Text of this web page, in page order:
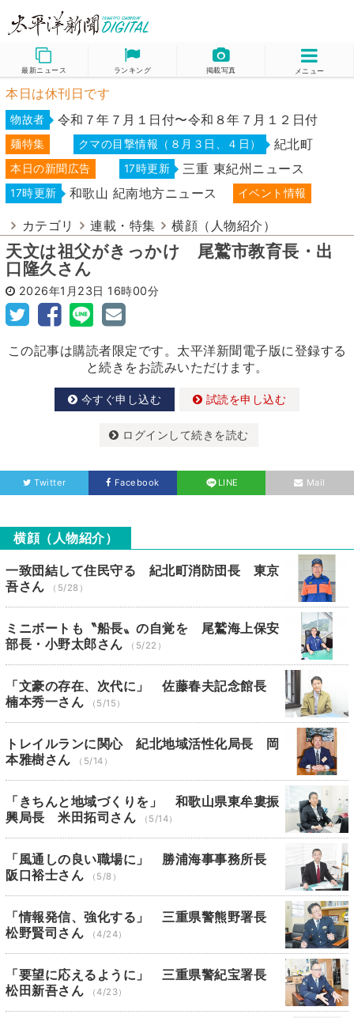
最新ニュース ランキング 掲載写真 メニュー
本日は休刊日です
物故者 令和７年７月１日付〜令和８年７月１２日付
麺特集 クマの目撃情報（８月３日、４日） 紀北町
本日の新聞広告 17時更新 三重 東紀州ニュース
17時更新 和歌山 紀南地方ニュース イベント情報
カテゴリ 連載・特集 横顔（人物紹介）
天文は祖父がきっかけ 尾鷲市教育長・出
口隆久さん
2026年1月23日 16時00分
この記事は購読者限定です。太平洋新聞電子版に登録する
と続きをお読みいただけます。
今すぐ申し込む 試読を申し込む
ログインして続きを読む
Twitter Facebook LINE Mail
横顔（人物紹介）
一致団結して住民守る 紀北町消防団長 東京
吾さん
（5/28）
ミニボートも〝船長〟の自覚を 尾鷲海上保安
部長・小野太郎さん
（5/22）
「文豪の存在、次代に」 佐藤春夫記念館長
楠本秀一さん
（5/15）
トレイルランに関心 紀北地域活性化局長 岡
本雅樹さん
（5/14）
「きちんと地域づくりを」 和歌山県東牟婁振
興局長 米田拓司さん
（5/14）
「風通しの良い職場に」 勝浦海事事務所長
阪口裕士さん
（5/8）
「情報発信、強化する」 三重県警熊野署長
松野賢司さん
（4/24）
「要望に応えるように」 三重県警紀宝署長
松田新吾さん
（4/23）